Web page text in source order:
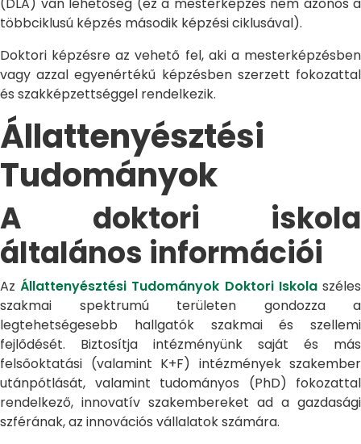
többciklusú képzés második képzési ciklusával).
Doktori képzésre az vehető fel, aki a mesterképzésben
vagy azzal egyenértékű képzésben szerzett fokozattal
és szakképzettséggel rendelkezik.
Állattenyésztési
Tudományok
A doktori iskola
általános információi
AzÁllattenyésztési Tudományok Doktori Iskolaszéles
szakmai spektrumú területen gondozza a
legtehetségesebb hallgatók szakmai és szellemi
fejlődését. Biztosítja intézményünk saját és más
felsőoktatási (valamint K+F) intézmények szakember
utánpótlását, valamint tudományos (PhD) fokozattal
rendelkező, innovatív szakembereket ad a gazdasági
szférának, az innovációs vállalatok számára.